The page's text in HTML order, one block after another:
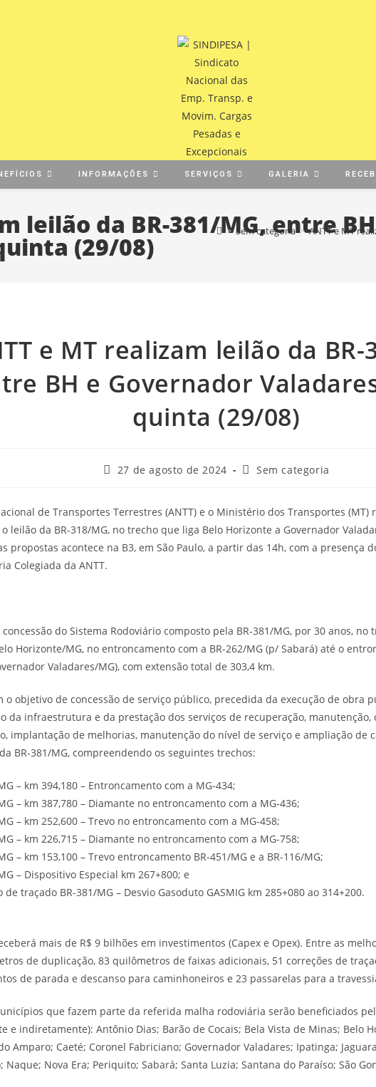
INFORMAÇÕES SERVIÇOS GALERIA
leilão da BR-381/MG, entre
(29/08)
> Sem categoria > ANTT e MT
e MT realizam leilão da BR-
BH e Governador
quinta (29/08)
27 de agosto de 2024 Sem categoria
de Transportes Terrestres (ANTT) e o Ministério dos Transportes
leilão da BR-318/MG, no trecho que liga Belo Horizonte a Governador
propostas acontece na B3, em São Paulo, a partir das 14h, com a presença
Colegiada da ANTT.
do Sistema Rodoviário composto pela BR-381/MG, por 30 anos, no
Horizonte/MG, no entroncamento com a BR-262/MG (p/ Sabará) até o
Valadares/MG), com extensão total de 303,4 km.
o objetivo de concessão de serviço público, precedida da execução de obra
da infraestrutura e da prestação dos serviços de recuperação, manutenção,
implantação de melhorias, manutenção do nível de serviço e ampliação de
BR-381/MG, compreendendo os seguintes trechos:
– km 394,180 – Entroncamento com a MG-434;
– km 387,780 – Diamante no entroncamento com a MG-436;
– km 252,600 – Trevo no entroncamento com a MG-458;
– km 226,715 – Diamante no entroncamento com a MG-758;
– km 153,100 – Trevo entroncamento BR-451/MG e a BR-116/MG;
– Dispositivo Especial km 267+800; e
de traçado BR-381/MG – Desvio Gasoduto GASMIG km 285+080 ao 314+200.
mais de R$ 9 bilhões em investimentos (Capex e Opex). Entre as
de duplicação, 83 quilômetros de faixas adicionais, 51 correções de
de parada e descanso para caminhoneiros e 23 passarelas para a
que fazem parte da referida malha rodoviária serão beneficiados
e indiretamente): Antônio Dias; Barão de Cocais; Bela Vista de Minas; Belo
Amparo; Caeté; Coronel Fabriciano; Governador Valadares; Ipatinga;
Naque; Nova Era; Periquito; Sabará; Santa Luzia; Santana do Paraíso; São